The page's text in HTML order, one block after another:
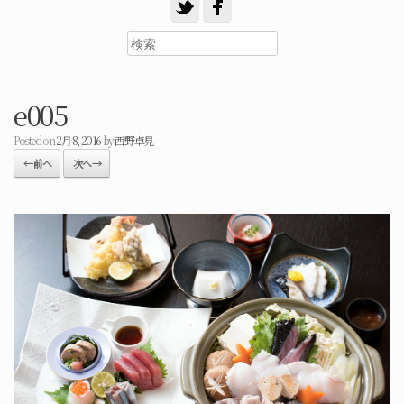
e005
Posted on2月 8, 2016by西野卓見
← 前へ 次へ →